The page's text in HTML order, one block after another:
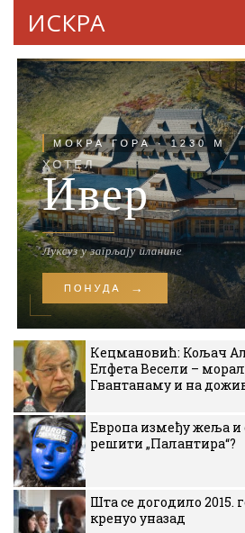
ИСКРА
Кецмановић: Кољач
Елфета Весели –
Гвантанаму и на
Европа између жеља и
решити „Палантира“?
Шта се догодило 2015.
кренуо уназад